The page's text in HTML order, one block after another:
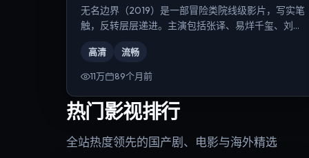
无名边界（2019）是一部冒险类院线级影片，写实笔
触，反转层层递进。主演包括张译、易烊千玺、刘德
高清 流畅
11万 89个月前
热门影视排行
全站热度领先的国产剧、电影与海外精选